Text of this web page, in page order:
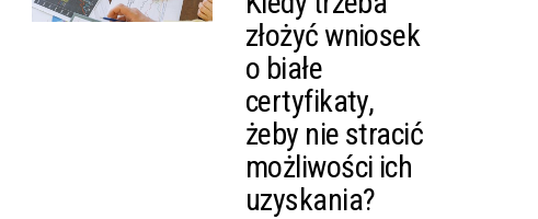
złożyć wniosek
o białe
certyfikaty,
żeby nie stracić
możliwości ich
uzyskania?